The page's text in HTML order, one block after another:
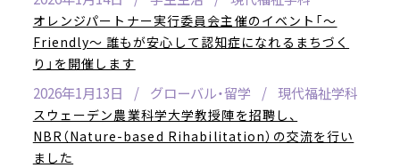
オレンジパートナー実行委員会主催のイベント「～
Friendly～ 誰もが安心して認知症になれるまちづく
り」を開催します
2026年1月13日 グローバル・留学 現代福祉学科
スウェーデン農業科学大学教授陣を招聘し、
NBR（Nature-based Rihabilitation）の交流を行い
ました